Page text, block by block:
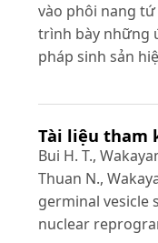
vào phôi nang
trình bày những
pháp sinh sản
Tài liệu tham
Bui H. T.,
Thuan N.,
germinal vesicle
nuclear